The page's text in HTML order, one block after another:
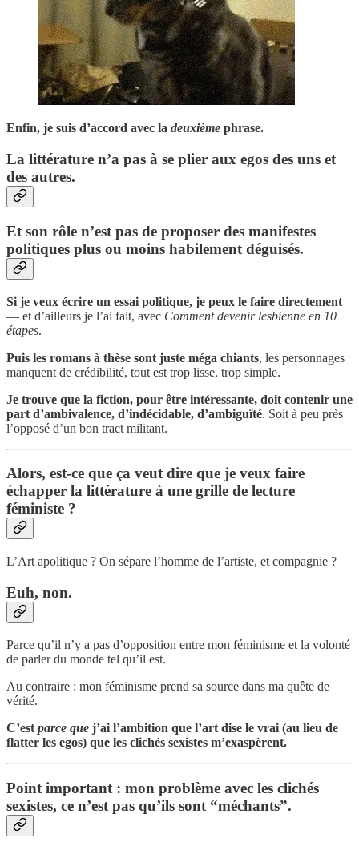
Enfin, je suis d’accord avec la deuxième phrase.
La littérature n’a pas à se plier aux egos des uns et
des autres.
Et son rôle n’est pas de proposer des manifestes
politiques plus ou moins habilement déguisés.
Si je veux écrire un essai politique, je peux le faire directement
— et d’ailleurs je l’ai fait, avec Comment devenir lesbienne en 10
étapes.
Puis les romans à thèse sont juste méga chiants, les personnages
manquent de crédibilité, tout est trop lisse, trop simple.
Je trouve que la fiction, pour être intéressante, doit contenir une
part d’ambivalence, d’indécidable, d’ambiguïté. Soit à peu près
l’opposé d’un bon tract militant.
Alors, est-ce que ça veut dire que je veux faire
échapper la littérature à une grille de lecture
féministe ?
L’Art apolitique ? On sépare l’homme de l’artiste, et compagnie ?
Euh, non.
Parce qu’il n’y a pas d’opposition entre mon féminisme et la volonté
de parler du monde tel qu’il est.
Au contraire : mon féminisme prend sa source dans ma quête de
vérité.
C’estparce que j’ai l’ambition que l’art dise le vrai (au lieu de
flatter les egos) que les clichés sexistes m’exaspèrent.
Point important : mon problème avec les clichés
sexistes, ce n’est pas qu’ils sont “méchants”.